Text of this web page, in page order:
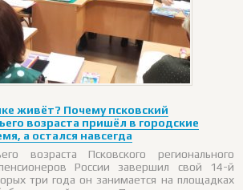
живёт? Почему псковский
возраста пришёл в городские
а остался навсегда
возраста Псковского регионального
России завершил свой 14-й
три года он занимается на площадках